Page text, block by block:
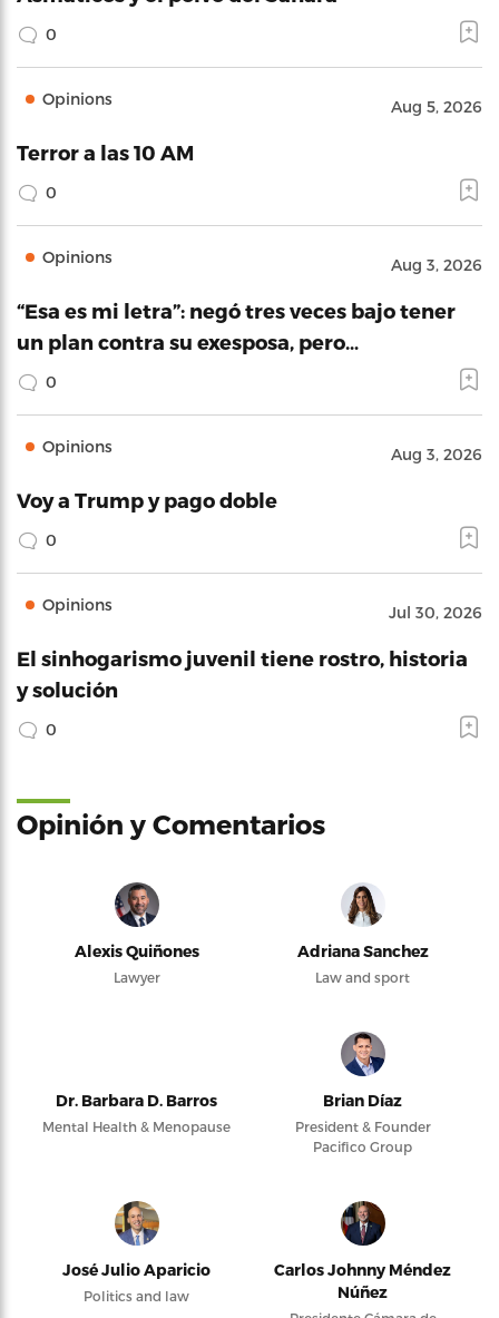
0
Opinions Aug 5, 2026
Terror a las 10 AM
0
Opinions Aug 3, 2026
“Esa es mi letra”: negó tres veces bajo tener
un plan contra su exesposa, pero…
0
Opinions Aug 3, 2026
Voy a Trump y pago doble
0
Opinions Jul 30, 2026
El sinhogarismo juvenil tiene rostro, historia
y solución
0
Opinión y Comentarios
Alexis Quiñones
Lawyer
Adriana Sanchez
Law and sport
Dr. Barbara D. Barros
Mental Health & Menopause
Brian Díaz
President & Founder
Pacifico Group
José Julio Aparicio
Politics and law
Carlos Johnny Méndez
Núñez